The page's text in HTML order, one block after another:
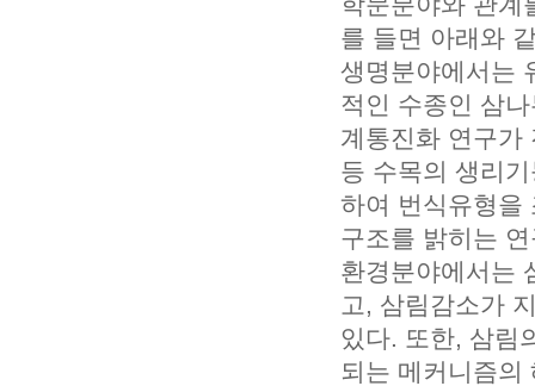
를 들면 아래와
생명분야에서는
적인 수종인 삼
계통진화 연구가
등 수목의 생리
하여 번식유형을
구조를 밝히는
환경분야에서는
고, 삼림감소가
있다. 또한, 삼림
되는 메커니즘의